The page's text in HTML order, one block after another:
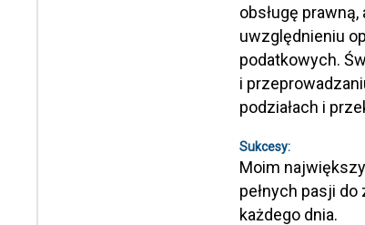
obsługę
uwzględnieniu
podatkowych.
i
podziałach i
Sukcesy:
Moim
pełnych pasji
każdego dnia.